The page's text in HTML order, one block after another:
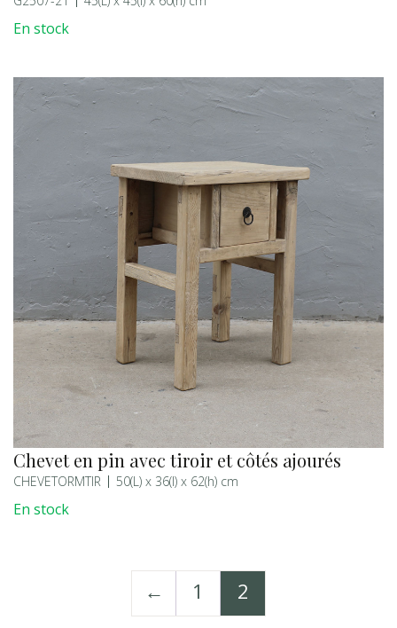
En stock
Chevet en pin avec tiroir et côtés ajourés
CHEVETORMTIR 50(L) x 36(l) x 62(h) cm
En stock
← 1 2